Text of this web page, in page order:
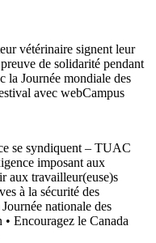
vétérinaire signent leur
de solidarité pendant
la Journée mondiale des
avec webCampus
se syndiquent – TUAC
imposant aux
aux travailleur(euse)s
à la sécurité des
nationale des
• Encouragez le Canada